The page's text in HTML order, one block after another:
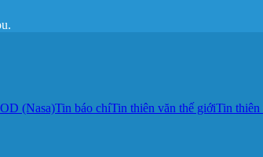
(Nasa)Tin báo chíTin thiên văn thế giớiTin thiên